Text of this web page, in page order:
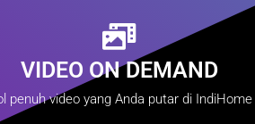
VIDEO ON DEMAND
penuh video yang Anda putar di IndiHome